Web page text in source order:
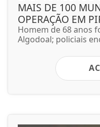
MAIS DE 100
OPERAÇÃO EM
Homem de 68 anos
Algodoal; policiais